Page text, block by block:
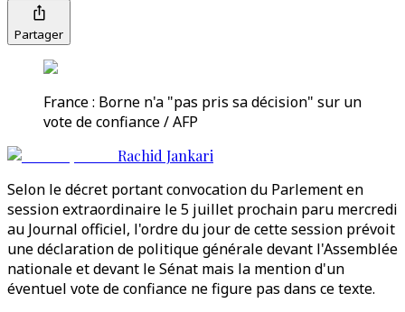
Partager
France : Borne n'a "pas pris sa décision" sur un
vote de confiance / AFP
Rachid Jankari
Selon le décret portant convocation du Parlement en
session extraordinaire le 5 juillet prochain paru mercredi
au Journal officiel, l'ordre du jour de cette session prévoit
une déclaration de politique générale devant l'Assemblée
nationale et devant le Sénat mais la mention d'un
éventuel vote de confiance ne figure pas dans ce texte.